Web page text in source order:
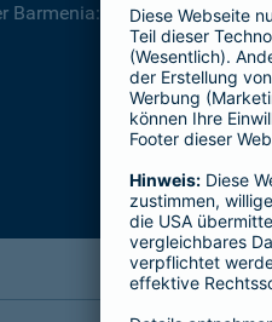
Barmenia: Wir helfen Ihnen in